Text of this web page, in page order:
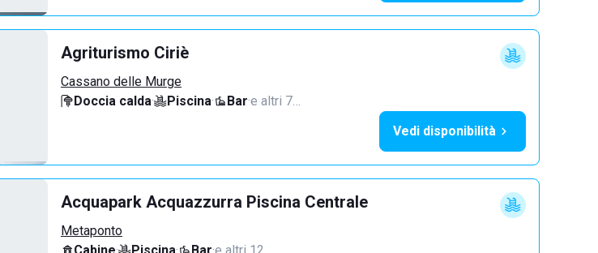
Agriturismo Ciriè
Cassano delle Murge
Doccia calda· Piscina· Bar·e altri 7…
Vedi disponibilità
Acquapark Acquazzurra Piscina Centrale
Metaponto